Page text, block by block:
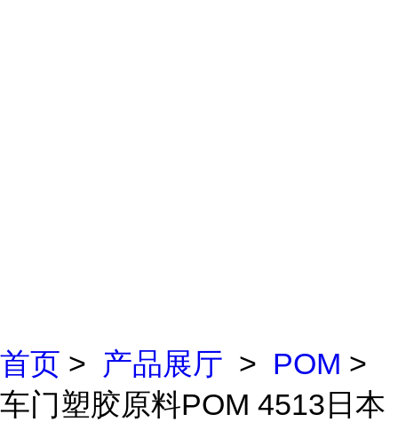
首页 > 产品展厅 > POM >
车门塑胶原料POM 4513日本